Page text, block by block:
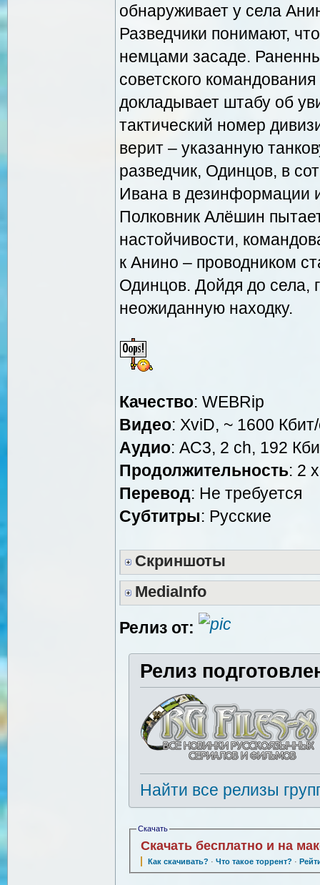
обнаруживает у села
Разведчики понимают,
немцами засаде.
советского
докладывает штабу об
тактический номер
верит – указанную
разведчик, Одинцов, в
Ивана в дезинформации
Полковник Алёшин
настойчивости,
к Анино – проводником
Одинцов. Дойдя до села,
неожиданную находку.
Качество: WEBRip
Видео: XviD, ~ 1600
Аудио: AC3, 2 ch, 192
Продолжительность: 2
Перевод: Не требуется
Cубтитры: Русские
Скриншоты
MediaInfo
Релиз от:
Релиз
Найти все релизы
Скачать
Скачать бесплатно и на
Как скачивать? · Что такое торрент? ·